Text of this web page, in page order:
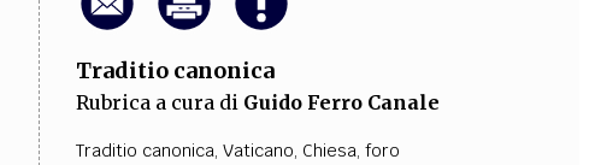
CULTURA
Arte, Cinema, Musica,
Letteratura
Traditio canonica
Rubrica a cura di Guido Ferro Canale
Traditio canonica, Vaticano, Chiesa, foro